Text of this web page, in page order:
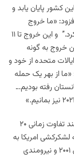
کشور پایان یابد و
«ما خروج
نیروهای مان را به تاریخ اول می آغاز خواهیم کرد.” و این خروج تا ۱۱
این خروج به گونه
متحده از خود و
از بهر یک حمله
رفته بودیم…
تاریخ و ورود و خروج نیرو های امریکایی هر چند تفاوت زمانی ۲۰
لشکرکشی امریکا به
افغانستان زیر نام « مبارزه با تروریزم» در سال ۲۰۰۱ و نیرومندی